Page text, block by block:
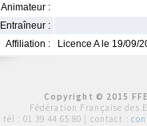
Animateur :
Entraîneur :
Affiliation :
Licence A le 19/09/
Copyright © 2015
Fédération Française des
tél : 01 39 44 65 80 | contact :